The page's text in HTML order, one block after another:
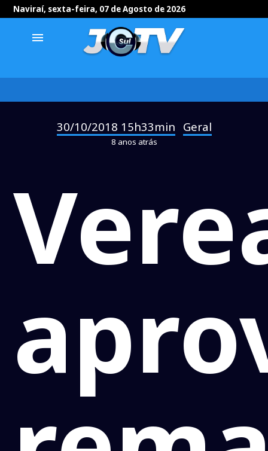
Naviraí, sexta-feira, 07 de Agosto de 2026
menu
30/10/2018 15h33min Geral
8 anos atrás